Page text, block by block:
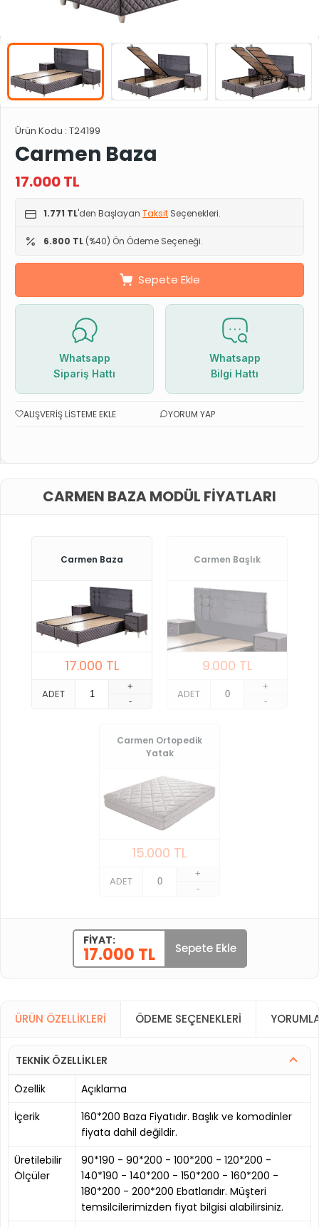
Ürün Kodu : T24199
Carmen Baza
17.000TL
1.771 TL'den Başlayan Taksit Seçenekleri.
6.800 TL (%40) Ön Ödeme Seçeneği.
Sepete Ekle
Whatsapp
Sipariş Hattı
Whatsapp
Bilgi Hattı
ALIŞVERIŞ LISTEME EKLE YORUM YAP
CARMEN BAZA MODÜL FIYATLARI
Carmen Baza
17.000 TL
ADET
+
-
Carmen Başlık
9.000 TL
ADET
+
-
Carmen Ortopedik
Yatak
15.000 TL
ADET
+
-
FIYAT:
17.000 TL Sepete Ekle
ÜRÜN ÖZELLIKLERI ÖDEME SEÇENEKLERI
TEKNİK ÖZELLİKLER
Özellik
Açıklama
İçerik
160*200 Baza Fiyatıdır. Başlık ve komodinler
fiyata dahil değildir.
Üretilebilir
Ölçüler
90*190 - 90*200 - 100*200 - 120*200 -
140*190 - 140*200 - 150*200 - 160*200 -
180*200 - 200*200 Ebatlarıdır. Müşteri
temsilcilerimizden fiyat bilgisi alabilirsiniz.